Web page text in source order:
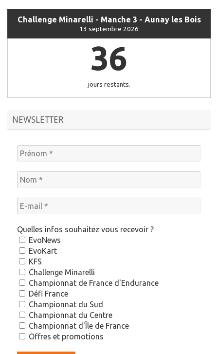
Challenge Minarelli - Manche 3 - Aunay les Bois
13 septembre 2026
36
jours restants.
NEWSLETTER
Quelles infos souhaitez vous recevoir ?
EvoNews
EvoKart
KFS
Challenge Minarelli
Championnat de France d'Endurance
Défi France
Championnat du Sud
Championnat du Centre
Championnat d'Île de France
Offres et promotions